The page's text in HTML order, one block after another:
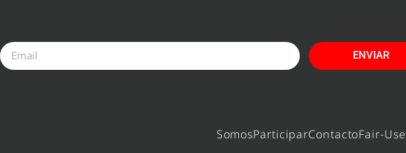
ENVIAR
SomosParticiparContactoFair-Use